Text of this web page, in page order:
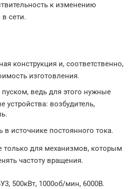
к изменению
сети.
конструкция и, соответственно,
изготовления.
пуском, ведь для этого нужные
устройства: возбудитель,
в источнике постоянного тока.
только для механизмов, которым
частоту вращения.
500кВт, 1000об/мин, 6000В.